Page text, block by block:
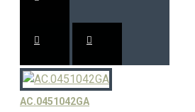
AC.0451042GA